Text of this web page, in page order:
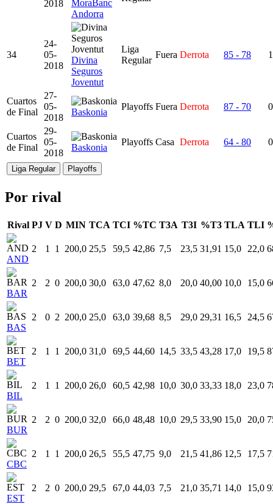
2018
MoraBanc
Andorra
34
24-
05-
2018
Divina
Seguros
Joventut
Liga
Regular
Fuera Derrota 85 - 78
Cuartos
de Final
27-
05-
2018
Baskonia
Playoffs Fuera Derrota 87 - 70
Cuartos
de Final
29-
05-
2018
Baskonia
Playoffs Casa Derrota 64 - 80
Liga Regular Playoffs
Por rival
Rival PJ V D MIN TCA TCI %TC T3A T3I %T3 TLA TLI
AND
2 1 1 200,0 25,5 59,5 42,86 7,5 23,5 31,91 15,0 22,0
BAR
2 2 0 200,0 30,0 63,0 47,62 8,0 20,0 40,00 10,0 15,0
BAS
2 0 2 200,0 25,0 63,0 39,68 8,5 29,0 29,31 16,5 24,5
BET
2 1 1 200,0 31,0 69,5 44,60 14,5 33,5 43,28 17,0 19,5
BIL
2 1 1 200,0 26,0 60,5 42,98 10,0 30,0 33,33 18,0 23,0
BUR
2 2 0 200,0 32,0 66,0 48,48 10,0 29,5 33,90 15,0 20,0
CBC
2 1 1 200,0 26,5 55,5 47,75 9,0 21,5 41,86 12,5 17,5
EST
2 2 0 200,0 29,5 67,0 44,03 7,5 21,0 35,71 14,0 15,0